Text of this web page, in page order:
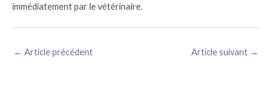
immédiatement par le vétérinaire.
← Article précédent Article suivant →